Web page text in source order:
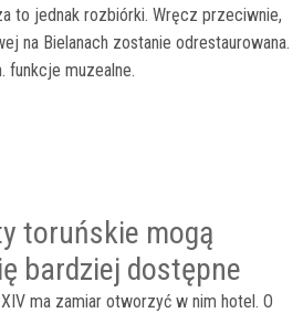
to jednak rozbiórki. Wręcz przeciwnie,
na Bielanach zostanie odrestaurowana.
funkcje muzealne.
toruńskie mogą
bardziej dostępne
ma zamiar otworzyć w nim hotel. O